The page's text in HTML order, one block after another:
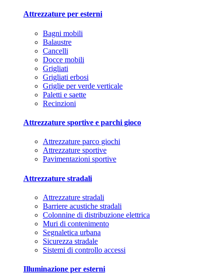
Attrezzature per esterni
Bagni mobili
Balaustre
Cancelli
Docce mobili
Grigliati
Grigliati erbosi
Griglie per verde verticale
Paletti e saette
Recinzioni
Attrezzature sportive e parchi gioco
Attrezzature parco giochi
Attrezzature sportive
Pavimentazioni sportive
Attrezzature stradali
Attrezzature stradali
Barriere acustiche stradali
Colonnine di distribuzione elettrica
Muri di contenimento
Segnaletica urbana
Sicurezza stradale
Sistemi di controllo accessi
Illuminazione per esterni